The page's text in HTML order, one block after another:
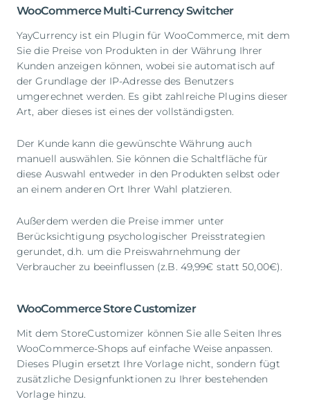
WooCommerce Multi-Currency Switcher
YayCurrency ist ein Plugin für WooCommerce, mit dem
Sie die Preise von Produkten in der Währung Ihrer
Kunden anzeigen können, wobei sie automatisch auf
der Grundlage der IP-Adresse des Benutzers
umgerechnet werden. Es gibt zahlreiche Plugins dieser
Art, aber dieses ist eines der vollständigsten.
Der Kunde kann die gewünschte Währung auch
manuell auswählen. Sie können die Schaltfläche für
diese Auswahl entweder in den Produkten selbst oder
an einem anderen Ort Ihrer Wahl platzieren.
Außerdem werden die Preise immer unter
Berücksichtigung psychologischer Preisstrategien
gerundet, d.h. um die Preiswahrnehmung der
Verbraucher zu beeinflussen (z.B. 49,99€ statt 50,00€).
WooCommerce Store Customizer
Mit dem StoreCustomizer können Sie alle Seiten Ihres
WooCommerce-Shops auf einfache Weise anpassen.
Dieses Plugin ersetzt Ihre Vorlage nicht, sondern fügt
zusätzliche Designfunktionen zu Ihrer bestehenden
Vorlage hinzu.